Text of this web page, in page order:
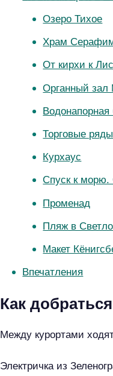
Озеро Тихое
Храм
От кирхи к
Органный зал
Торговые ряды
Курхаус
Спуск к
Променад
Пляж в
Макет
Впечатления
Как
Между курортами
Электричка из